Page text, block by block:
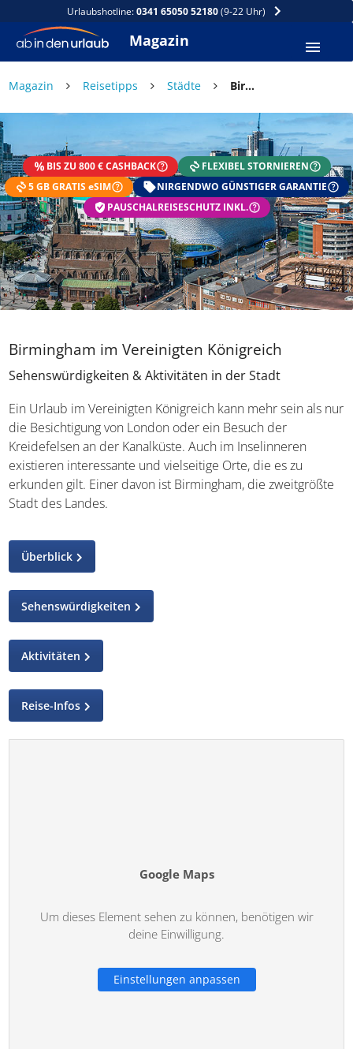
Urlaubshotline:0341 65050 52180(9-22 Uhr)
Magazin
Magazin Reisetipps Städte Birmingham im Vereinigten Königreich
BIS ZU 800 € CASHBACK
FLEXIBEL STORNIEREN
5 GB GRATIS eSIM
NIRGENDWO GÜNSTIGER GARANTIE
PAUSCHALREISESCHUTZ INKL.
Birmingham im Vereinigten Königreich
Sehenswürdigkeiten & Aktivitäten in der Stadt
Ein Urlaub im Vereinigten Königreich kann mehr sein als
nur die Besichtigung von London oder ein Besuch der
Kreidefelsen an der Kanalküste. Auch im Inselinneren
existieren interessante und vielseitige Orte, die es zu
erkunden gilt. Einer davon ist Birmingham, die
zweitgrößte Stadt des Landes.
Überblick
Sehenswürdigkeiten
Aktivitäten
Reise-Infos
Google Maps
Um dieses Element sehen zu können, benötigen wir
deine Einwilligung.
Einstellungen anpassen
DEIN SOMMER ZAHLT SICH
AUS
Exklusiv: Nur in der ab in den urlaub App
☀️ Bis zu 1.000 € Sommer Cashback
📱 App gratis herunterladen
🧝 Konto anlegen oder einloggen
✅ Sommer Cashback ist automatisch aktiviert